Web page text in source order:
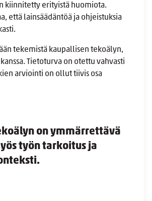
kiinnitetty erityistä huomiota.
että lainsäädäntöä ja ohjeistuksia
tekemistä kaupallisen tekoälyn,
kanssa. Tietoturva on otettu vahvasti
arviointi on ollut tiivis osa
on ymmärrettävä
työn tarkoitus ja